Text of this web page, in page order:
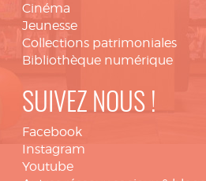
Cinéma
Jeunesse
Collections patrimoniales
Bibliothèque numérique
SUIVEZ NOUS !
Facebook
Instagram
Youtube